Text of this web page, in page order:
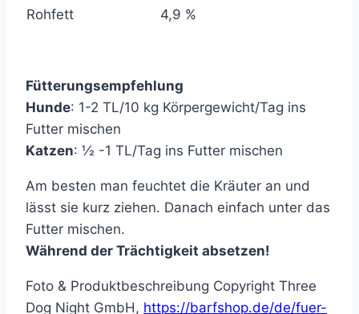
Rohfett
4,9 %
Fütterungsempfehlung
Hunde: 1-2 TL/10 kg Körpergewicht/Tag ins
Futter mischen
Katzen: ½ -1 TL/Tag ins Futter mischen
Am besten man feuchtet die Kräuter an und
lässt sie kurz ziehen. Danach einfach unter das
Futter mischen.
Während der Trächtigkeit absetzen!
Foto & Produktbeschreibung Copyright Three
Dog Night GmbH, https://barfshop.de/de/fuer-